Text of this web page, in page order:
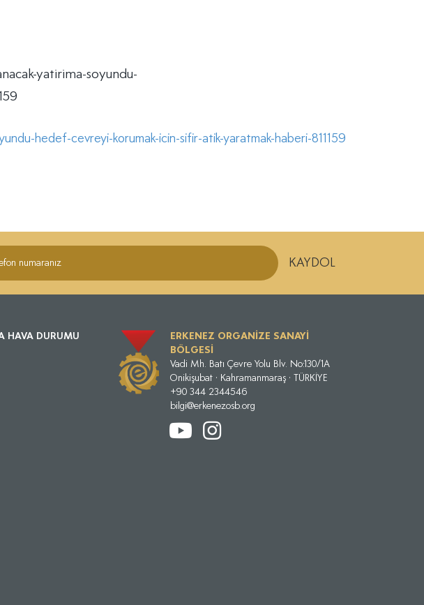
yatirima-soyundu-
hedef-cevreyi-korumak-icin-sifir-atik-yaratmak-haberi-811159
KAYDOL
HAVA DURUMU
ERKENEZ ORGANİZE SANAYİ
BÖLGESİ
Vadi Mh. Batı Çevre Yolu Blv. No:130/1A
Onikişubat • Kahramanmaraş • TÜRKİYE
+90 344 2344546
bilgi@erkenezosb.org